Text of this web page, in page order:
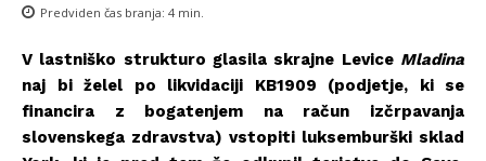
Predviden čas branja: 4 min.
V lastniško strukturo glasila skrajne Levice Mladina
naj bi želel po likvidaciji KB1909 (podjetje, ki se
financira z bogatenjem na račun izčrpavanja
slovenskega zdravstva) vstopiti luksemburški sklad